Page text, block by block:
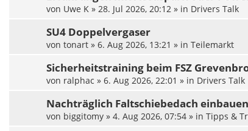
von Uwe K » 28. Jul 2026, 20:12 » in Drivers Talk
SU4 Doppelvergaser
von tonart » 6. Aug 2026, 13:21 » in Teilemarkt
Sicherheitstraining beim FSZ
von ralphac » 6. Aug 2026, 22:01 » in Drivers Talk
Nachträglich Faltschiebedach einbauen
von biggitomy » 4. Aug 2026, 07:54 » in Tipps &